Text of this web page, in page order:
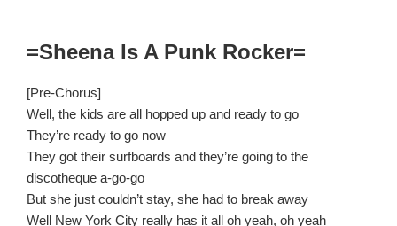
=Sheena Is A Punk Rocker=
[Pre-Chorus]
Well, the kids are all hopped up and ready to go
They’re ready to go now
They got their surfboards and they’re going to the
discotheque a-go-go
But she just couldn’t stay, she had to break away
Well New York City really has it all oh yeah, oh yeah